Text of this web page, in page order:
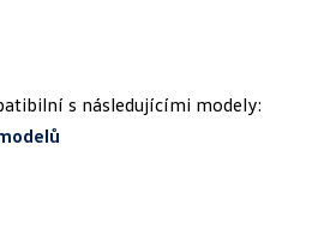
s následujícími modely: